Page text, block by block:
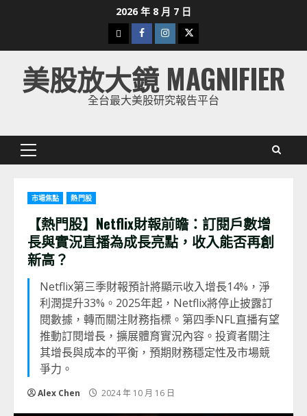
2026 年 8 月 7 日
下
載
美
股
Facebook
Instagram
Twitter
美股放大鏡 MAGNIFIER
全台最大美股研究報告平台
Primary
市場焦點 熱門股
【熱門股】Netflix財報前瞻：訂閱戶數增
長與實況直播為成長亮點，收入能否再創
新高？
Netflix第三季財報預計將顯示收入增長14%，淨
利潤提升33%。2025年起，Netflix將停止披露訂
閱數據，轉而關注財務指標。第四季NFL直播有望
推動訂閱增長，擴展體育實況內容。投資者關注
其增長與成本的平衡，預期財務穩定性及市場競
爭力。
Alex Chen 2024 年 10 月 16 日